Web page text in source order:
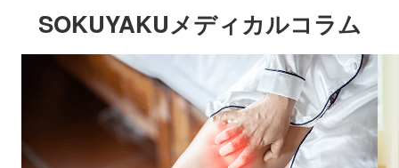
SOKUYAKUメディカルコラム